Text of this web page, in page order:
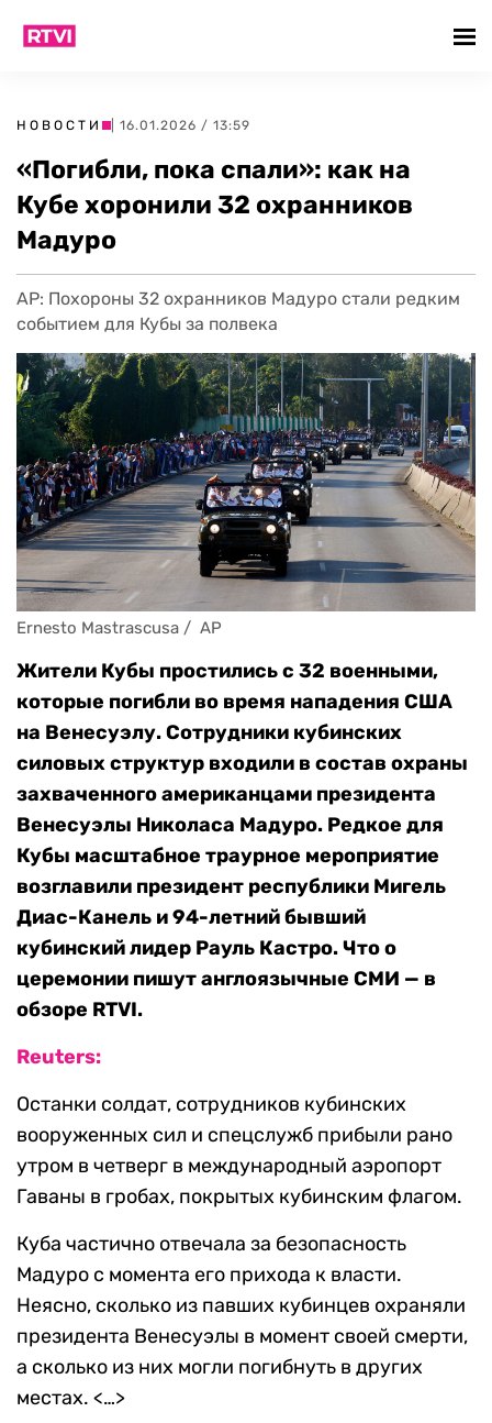
НОВОСТИ | 16.01.2026 / 13:59
«Погибли, пока спали»: как на
Кубе хоронили 32 охранников
Мадуро
AP: Похороны 32 охранников Мадуро стали редким
событием для Кубы за полвека
Ernesto Mastrascusa /  AP
Жители Кубы простились с 32 военными,
которые погибли во время нападения США
на Венесуэлу. Сотрудники кубинских
силовых структур входили в состав охраны
захваченного американцами президента
Венесуэлы Николаса Мадуро. Редкое для
Кубы масштабное траурное мероприятие
возглавили президент республики Мигель
Диас-Канель и 94-летний бывший
кубинский лидер Рауль Кастро. Что о
церемонии пишут англоязычные СМИ — в
обзоре RTVI.
Reuters:
Останки солдат, сотрудников кубинских
вооруженных сил и спецслужб прибыли рано
утром в четверг в международный аэропорт
Гаваны в гробах, покрытых кубинским флагом.
Куба частично отвечала за безопасность
Мадуро с момента его прихода к власти.
Неясно, сколько из павших кубинцев охраняли
президента Венесуэлы в момент своей смерти,
а сколько из них могли погибнуть в других
местах. <…>